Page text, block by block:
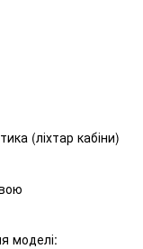
(ліхтар кабіни)
моделі: